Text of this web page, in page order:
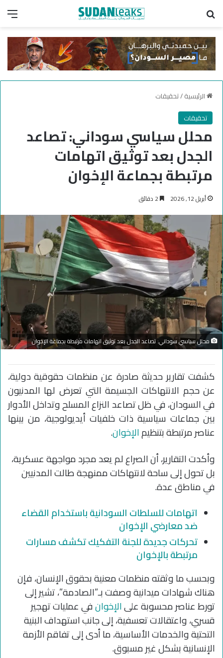
الرئيسية/تحقيقات
تحقيقات
محلل سياسي سوداني: تصاعد
الجدل بعد توثيق اتهامات
مرتبطة بجماعة الإخوان
أبريل 12, 2026
محلل سياسي سوداني: تصاعد الجدل بعد توثيق اتهامات مرتبطة بجماعة الإخوان
كشفت تقارير حديثة صادرة عن منظمات حقوقية دولية،
عن حجم الانتهاكات الجسيمة التي تعرض لها المدنيون
في السودان، في ظل تصاعد النزاع المسلح وتداخل الأدوار
بين جماعات سياسية ذات خلفيات أيديولوجية، من بينها
عناصر مرتبطة بتنظيمالإخوان.
وأكدت التقارير، أن الصراع لم يعد مجرد مواجهة عسكرية،
بل تحول إلى ساحة لانتهاكات ممنهجة طالت المدنيين
في مناطق عدة.
اتهامات للسلطات السودانية باستخدام القضاء
ضد معارضي الإخوان
تحركات جديدة للجنة التفكيك تكشف مسارات
مرتبطة بالإخوان
وبحسب ما وثقته منظمات معنية بحقوق الإنسان، فإن
هناك شهادات ميدانية وصفت بـ”الصادمة”، تشير إلى
تورط عناصر محسوبة علىالإخوانفي عمليات تهجير
قسري، واعتقالات تعسفية، إلى جانب استهداف البنية
التحتية والخدمات الأساسية، ما أدى إلى تفاقم الأزمة
الإنسانية بشكل غير مسبوق.